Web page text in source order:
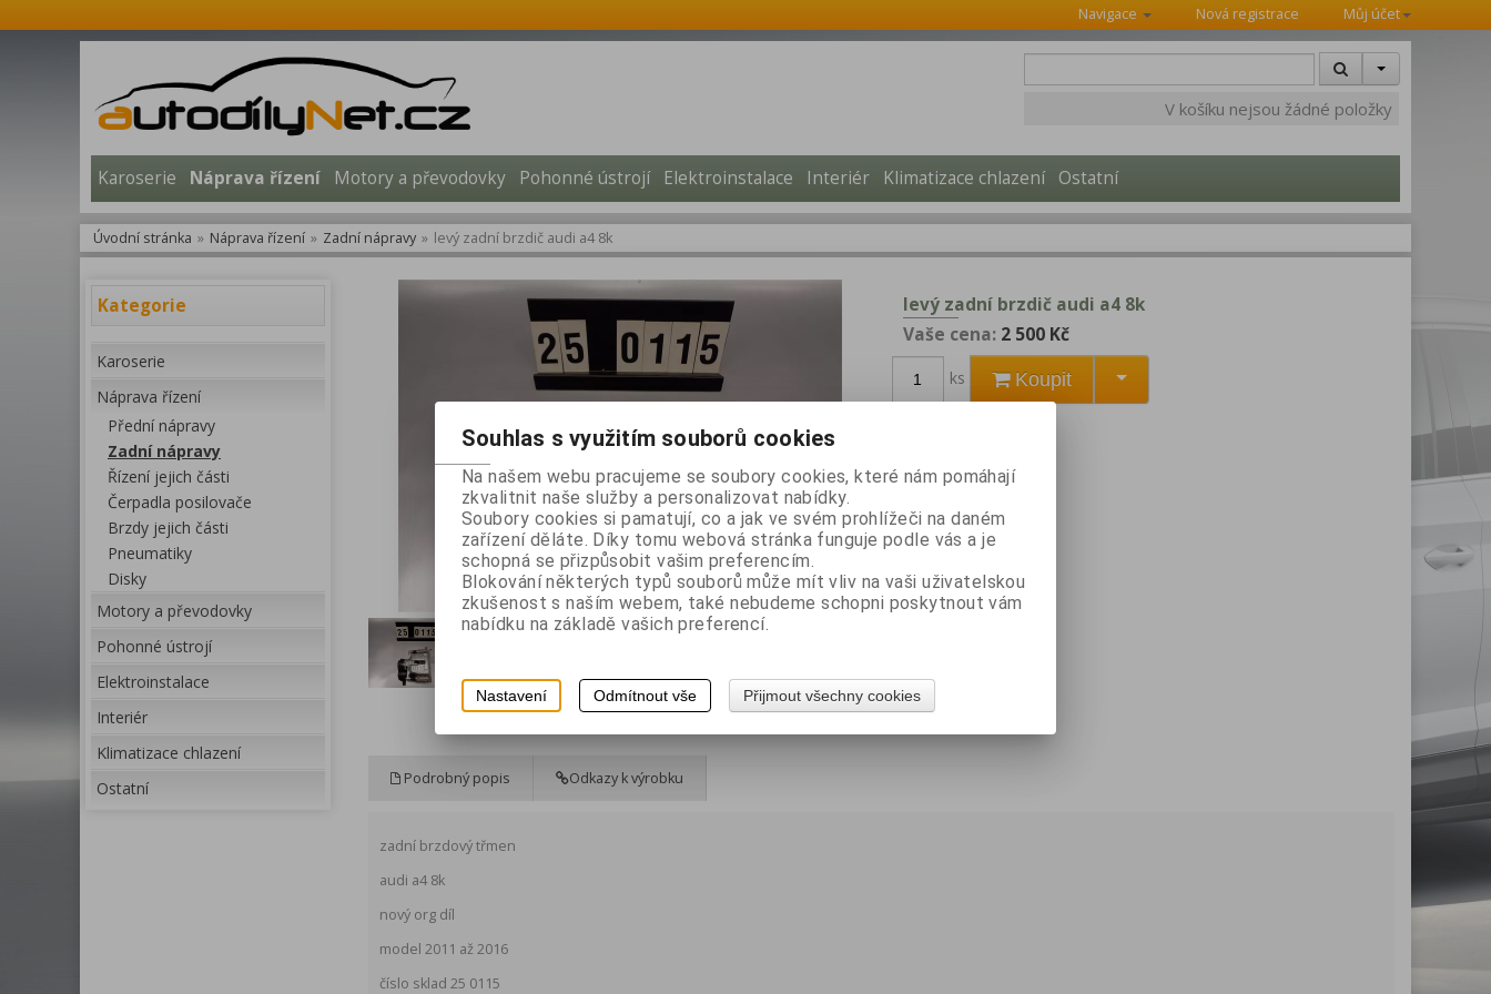
Navigace Nová registrace Můj účet
V košíku nejsou žádné položky
Karoserie Náprava řízení Motory a převodovky Pohonné ústrojí Elektroinstalace Interiér Klimatizace chlazení Ostatní
Úvodní stránka » Náprava řízení » Zadní nápravy » levý zadní brzdič audi a4 8k
Kategorie
Karoserie
Náprava řízení
Přední nápravy
Zadní nápravy
Řízení jejich části
Čerpadla posilovače
Brzdy jejich části
Pneumatiky
Disky
Motory a převodovky
Pohonné ústrojí
Elektroinstalace
Interiér
Klimatizace chlazení
Ostatní
levý zadní brzdič audi a4 8k
Vaše cena: 2 500 Kč
ks Koupit
Našli jste lepší cenu?
Tisk
Podrobný popis Odkazy k výrobku
zadní brzdový třmen
audi a4 8k
nový org díl
model 2011 až 2016
číslo sklad 25 0115
Souhlas s využitím souborů cookies
Na našem webu pracujeme se soubory cookies, které nám pomáhají
zkvalitnit naše služby a personalizovat nabídky.
Soubory cookies si pamatují, co a jak ve svém prohlížeči na daném
zařízení děláte. Díky tomu webová stránka funguje podle vás a je
schopná se přizpůsobit vašim preferencím.
Blokování některých typů souborů může mít vliv na vaši uživatelskou
zkušenost s naším webem, také nebudeme schopni poskytnout vám
nabídku na základě vašich preferencí.
Nastavení Odmítnout vše Přijmout všechny cookies